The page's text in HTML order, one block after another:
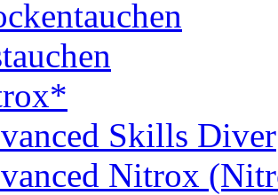
Skills Diver
Nitrox